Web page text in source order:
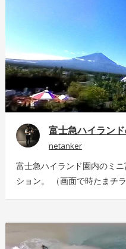
富士急ハイラン
netanker
富士急ハイランド園内のミ
ション。 （画面で時たまチ
4125-4c14-9883-
ンパ」が「ド・ドドンパ」